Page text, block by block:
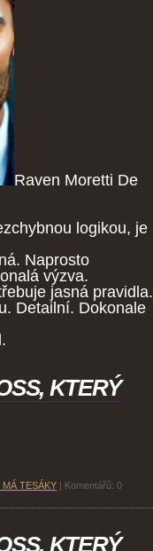
Raven Moretti De
logikou, je
Naprosto
výzva.
jasná pravidla.
Detailní. Dokonale
KTERÝ
MÁ TESÁKY | Komentářů: 0
KTERÝ